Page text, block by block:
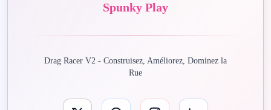
Spunky Play
Drag Racer V2 - Construisez, Améliorez, Dominez la
Rue